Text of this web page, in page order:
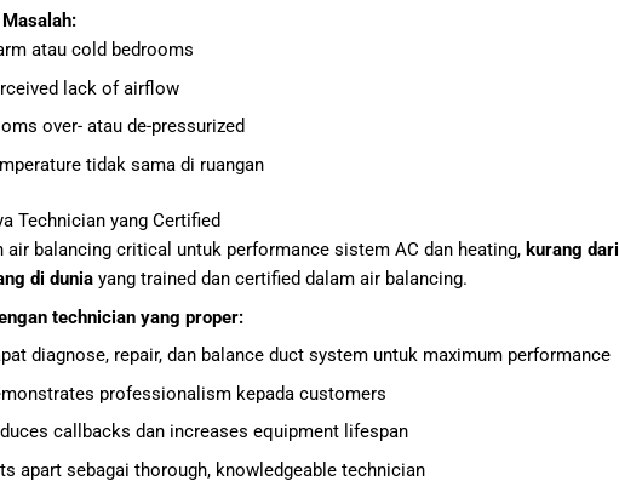
atau cold bedrooms
lack of airflow
over- atau de-pressurized
tidak sama di ruangan
Technician yang Certified
air balancing critical untuk performance sistem AC dan heating, kurang dari
di dunia yang trained dan certified dalam air balancing.
technician yang proper:
diagnose, repair, dan balance duct system untuk maximum performance
professionalism kepada customers
callbacks dan increases equipment lifespan
apart sebagai thorough, knowledgeable technician